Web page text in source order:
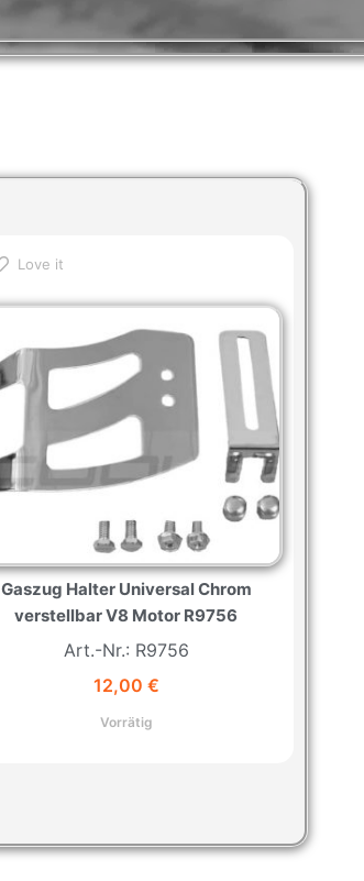
Love it
Gaszug Halter Universal Chrom
verstellbar V8 Motor R9756
Art.-Nr.: R9756
12,00 €
Vorrätig